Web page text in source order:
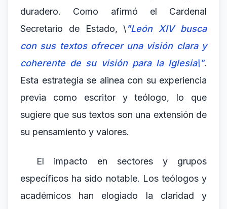
duradero. Como afirmó el Cardenal
Secretario de Estado, \"León XIV busca
con sus textos ofrecer una visión clara y
coherente de su visión para la Iglesia\".
Esta estrategia se alinea con su experiencia
previa como escritor y teólogo, lo que
sugiere que sus textos son una extensión de
su pensamiento y valores.
El impacto en sectores y grupos
específicos ha sido notable. Los teólogos y
académicos han elogiado la claridad y